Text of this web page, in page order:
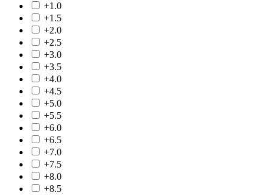
+1.0
+1.5
+2.0
+2.5
+3.0
+3.5
+4.0
+4.5
+5.0
+5.5
+6.0
+6.5
+7.0
+7.5
+8.0
+8.5